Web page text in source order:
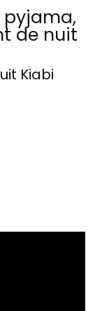
pyjama,
de nuit
Kiabi